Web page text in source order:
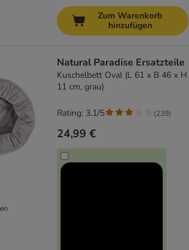
Zum Warenkorb
hinzufügen
Natural Paradise Ersatzteile
Kuschelbett Oval (L 61 x B 46 x H
11 cm, grau)
24,99 €
Rating: 3.1/5 (239)